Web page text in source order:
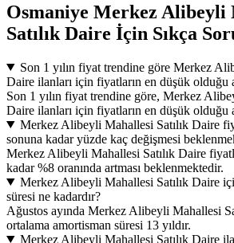
Osmaniye Merkez Alibeyli
Satılık Daire İçin Sıkça
Son 1 yılın fiyat trendine göre Merkez
Daire ilanları için fiyatların en düşük olduğu
Son 1 yılın fiyat trendine göre, Merkez
Daire ilanları için fiyatların en düşük olduğu
Merkez Alibeyli Mahallesi Satılık Daire
sonuna kadar yüzde kaç değişmesi
Merkez Alibeyli Mahallesi Satılık Daire
kadar %8 oranında artması beklenmektedir.
Merkez Alibeyli Mahallesi Satılık Daire
süresi ne kadardır?
Ağustos ayında Merkez Alibeyli Mahallesi
ortalama amortisman süresi 13 yıldır.
Merkez Alibeyli Mahallesi Satılık Daire